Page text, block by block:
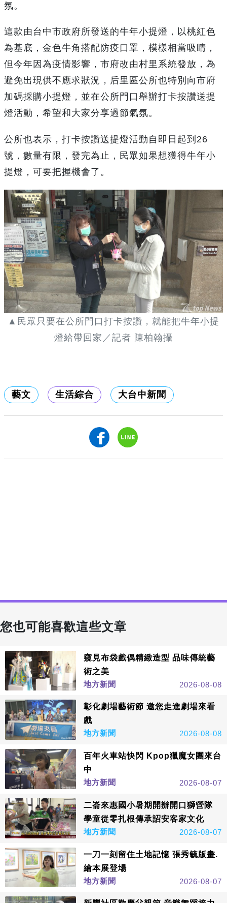
氛。
這款由台中市政府所發送的牛年小提燈，以桃紅色
為基底，金色牛角搭配防疫口罩，模樣相當吸睛，
但今年因為疫情影響，市府改由村里系統發放，為
避免出現供不應求狀況，后里區公所也特別向市府
加碼採購小提燈，並在公所門口舉辦打卡按讚送提
燈活動，希望和大家分享過節氣氛。
公所也表示，打卡按讚送提燈活動自即日起到26
號，數量有限，發完為止，民眾如果想獲得牛年小
提燈，可要把握機會了。
▲民眾只要在公所門口打卡按讚，就能把牛年小提
燈給帶回家／記者 陳柏翰攝
藝文 生活綜合 大台中新聞
您也可能喜歡這些文章
窺見布袋戲偶精緻造型 品味傳統藝
術之美
地方新聞
2026-08-08
彰化劇場藝術節 邀您走進劇場來看
戲
地方新聞
2026-08-08
百年火車站快閃 Kpop獵魔女團來台
中
地方新聞
2026-08-07
二崙來惠國小暑期開辦開口獅營隊
學童從零扎根傳承詔安客家文化
地方新聞
2026-08-07
一刀一刻留住土地記憶 張秀毓版畫.
繪本展登場
地方新聞
2026-08-07